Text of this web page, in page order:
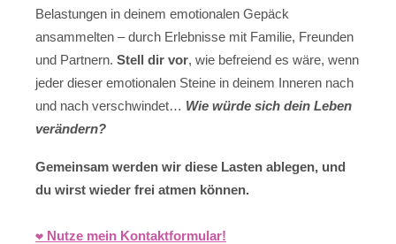
Belastungen in deinem emotionalen Gepäck
ansammelten – durch Erlebnisse mit Familie, Freunden
und Partnern. Stell dir vor, wie befreiend es wäre, wenn
jeder dieser emotionalen Steine in deinem Inneren nach
und nach verschwindet… Wie würde sich dein Leben
verändern?
Gemeinsam werden wir diese Lasten ablegen, und
du wirst wieder frei atmen können.
❤️ Nutze mein Kontaktformular!